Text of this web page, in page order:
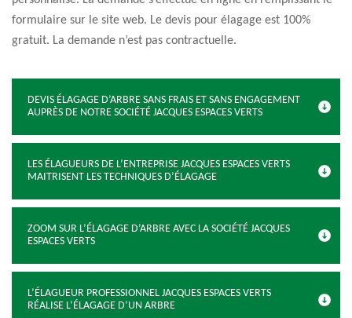
formulaire sur le site web. Le devis pour élagage est 100%
gratuit. La demande n’est pas contractuelle.
DEVIS ÉLAGAGE D’ARBRE SANS FRAIS ET SANS ENGAGEMENT
AUPRÈS DE NOTRE SOCIÉTÉ JACQUES ESPACES VERTS
LES ÉLAGUEURS DE L’ENTREPRISE JACQUES ESPACES VERTS
MAITRISENT LES TECHNIQUES D’ÉLAGAGE
ZOOM SUR L’ÉLAGAGE D’ARBRE AVEC LA SOCIÉTÉ JACQUES
ESPACES VERTS
L’ÉLAGUEUR PROFESSIONNEL JACQUES ESPACES VERTS
RÉALISE L’ÉLAGAGE D’UN ARBRE